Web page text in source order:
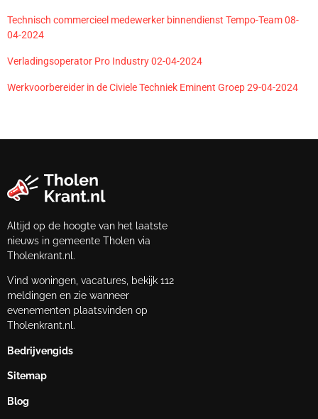
Technisch commercieel medewerker binnendienst Tempo-Team 08-
04-2024
Verladingsoperator Pro Industry 02-04-2024
Werkvoorbereider in de Civiele Techniek Eminent Groep 29-04-2024
Altijd op de hoogte van het laatste
nieuws in gemeente Tholen via
Tholenkrant.nl.
Vind woningen, vacatures, bekijk 112
meldingen en zie wanneer
evenementen plaatsvinden op
Tholenkrant.nl.
Bedrijvengids
Sitemap
Blog